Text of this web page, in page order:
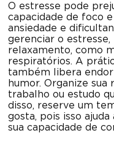
O estresse pode
capacidade de foco
ansiedade e
gerenciar o
relaxamento, como
respiratórios. A
também libera
humor. Organize
trabalho ou estudo
disso, reserve um
gosta, pois isso
sua capacidade de